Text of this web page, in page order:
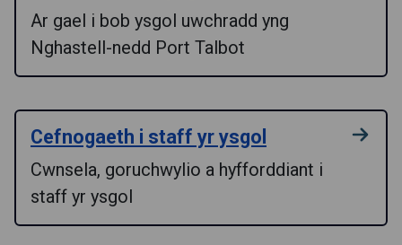
Ar gael i bob ysgol uwchradd yng
Nghastell-nedd Port Talbot
Cefnogaeth i staff yr ysgol
Cwnsela, goruchwylio a hyfforddiant i
staff yr ysgol